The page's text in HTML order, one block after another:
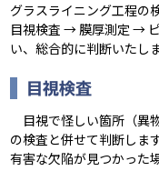
グラスライニング工程の
目視検査 → 膜厚測定 →
い、総合的に判断いたしま
目視検査
目視で怪しい箇所（異
の検査と併せて判断します
有害な欠陥が見つかった